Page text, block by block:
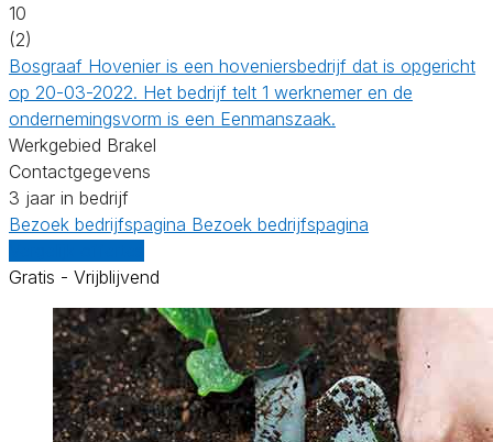
10
(2)
Bosgraaf Hovenier is een hoveniersbedrijf dat is opgericht
op 20-03-2022. Het bedrijf telt 1 werknemer en de
ondernemingsvorm is een Eenmanszaak.
Werkgebied Brakel
Contactgegevens
3 jaar in bedrijf
Bezoek bedrijfspagina Bezoek bedrijfspagina
Gratis - Vrijblijvend